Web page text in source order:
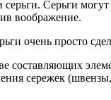
серьги. Серьги
воображение.
очень просто
составляющих
сережек